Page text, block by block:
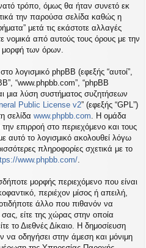
τρόπο, όμως θα ήταν συνετό εκ
την παρούσα σελίδα καθώς η
μετά τις εκάστοτε αλλαγές
νομικά από αυτούς τους όρους με την
των όρων.
λογισμικό phpBB (εφεξής “αυτοί”,
“www.phpbb.com”, “phpBB
μια λύση συστήματος συζητήσεων
Public License v2” (εφεξής “GPL”)
σελίδα www.phpbb.com . Η ομάδα
επιρροή στο περιεχόμενο και τους
αυτό το λογισμικό ακολουθεί λόγω
πληροφορίες σχετικά με το
www.phpbb.com/
μορφής περιεχόμενο που είναι
περιέχον μίσος ή απειλή,
άλλο που πιθανόν να
είτε της χώρας στην οποία
το Διεθνές Δίκαιο. Η δημοσίευση
να οδηγήσει στην άμεση και μόνιμη